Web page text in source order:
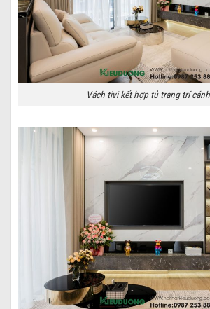
Vách tivi kết hợp tủ trang trí